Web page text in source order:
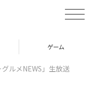
t
o
ゲーム
グルメNEWS」生放送